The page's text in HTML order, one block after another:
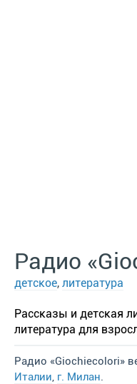
Радио
детское, литература
Рассказы и детская
литература для
Радио «Giochiecolori»
Италии, г. Милан.